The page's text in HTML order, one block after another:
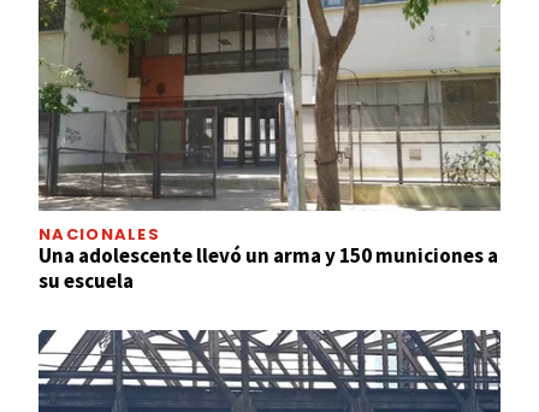
NACIONALES
Una adolescente llevó un arma y 150 municiones a
su escuela